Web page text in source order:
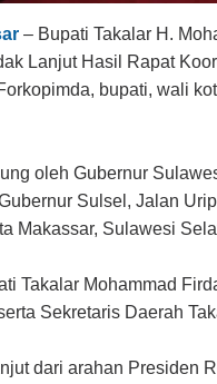
– Bupati Takalar H.
Lanjut Hasil Rapat
bupati, wali
oleh Gubernur
Sulsel, Jalan
Makassar, Sulawesi
Takalar Mohammad
Sekretaris Daerah
dari arahan Presiden